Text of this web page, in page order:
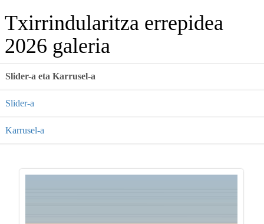
Txirrindularitza errepidea
2026 galeria
Slider-a eta Karrusel-a
Slider-a
Karrusel-a